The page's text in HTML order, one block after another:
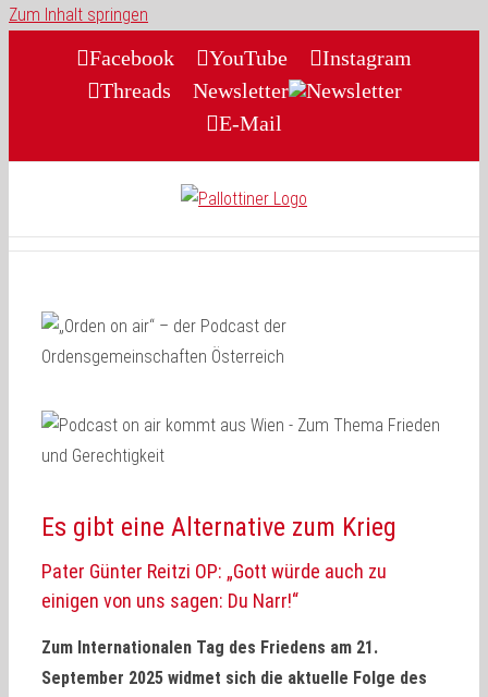
Zum Inhalt springen
Facebook YouTube
Instagram
Threads
Newsletter
E-Mail
Es gibt eine Alternative zum Krieg
Pater Günter Reitzi OP: „Gott würde auch zu
einigen von uns sagen: Du Narr!“
Zum Internationalen Tag des Friedens am 21.
September 2025 widmet sich die aktuelle Folge des